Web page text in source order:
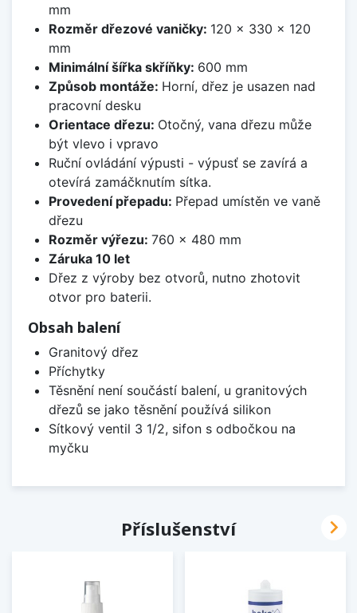
mm
Rozměr dřezové vaničky: 120 x 330 x 120
mm
Minimální šířka skříňky: 600 mm
Způsob montáže: Horní, dřez je usazen nad
pracovní desku
Orientace dřezu: Otočný, vana dřezu může
být vlevo i vpravo
Ruční ovládání výpusti - výpusť se zavírá a
otevírá zamáčknutím sítka.
Provedení přepadu: Přepad umístěn ve vaně
dřezu
Rozměr výřezu: 760 x 480 mm
Záruka 10 let
Dřez z výroby bez otvorů, nutno zhotovit
otvor pro baterii.
Obsah balení
Granitový dřez
Příchytky
Těsnění není součástí balení, u granitových
dřezů se jako těsnění používá silikon
Sítkový ventil 3 1/2, sifon s odbočkou na
myčku
Příslušenství 